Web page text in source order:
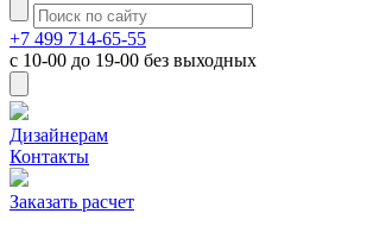
+7 499 714-65-55
с 10-00 до 19-00 без выходных
Дизайнерам
Контакты
Заказать расчет